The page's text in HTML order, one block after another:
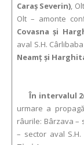
Caraş Severin),
Olt – amonte
Covasna şi
aval S.H.
Neamţ şi
În intervalul
urmare a
râurile: Bârzava –
– sector aval S.H.